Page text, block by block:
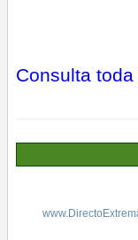
Consulta